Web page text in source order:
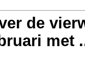
de
met